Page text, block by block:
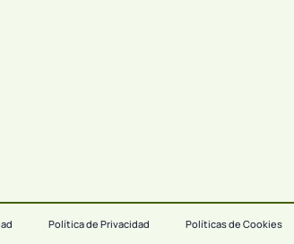
Política de Privacidad Políticas de Cookies